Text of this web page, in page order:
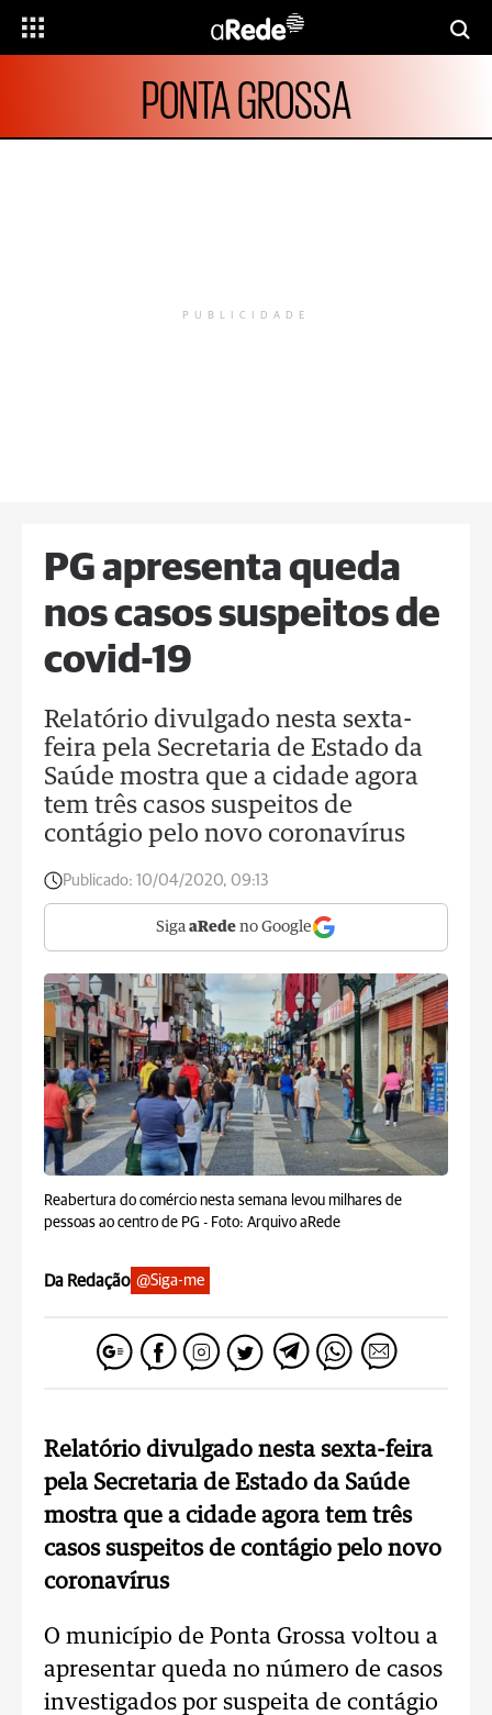
PONTA GROSSA
PUBLICIDADE
PG apresenta queda
nos casos suspeitos de
covid-19
Relatório divulgado nesta sexta-
feira pela Secretaria de Estado da
Saúde mostra que a cidade agora
tem três casos suspeitos de
contágio pelo novo coronavírus
Publicado: 10/04/2020, 09:13
Siga aRede no Google
Reabertura do comércio nesta semana levou milhares de
pessoas ao centro de PG - Foto: Arquivo aRede
Da Redação @Siga-me
Relatório divulgado nesta sexta-feira
pela Secretaria de Estado da Saúde
mostra que a cidade agora tem três
casos suspeitos de contágio pelo novo
coronavírus
O município de Ponta Grossa voltou a
apresentar queda no número de casos
investigados por suspeita de contágio